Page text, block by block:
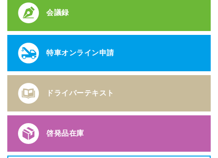
会議録
特車オンライン申請
ドライバーテキスト
啓発品在庫